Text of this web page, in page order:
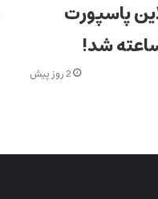
پاسپورت
2 روز پیش